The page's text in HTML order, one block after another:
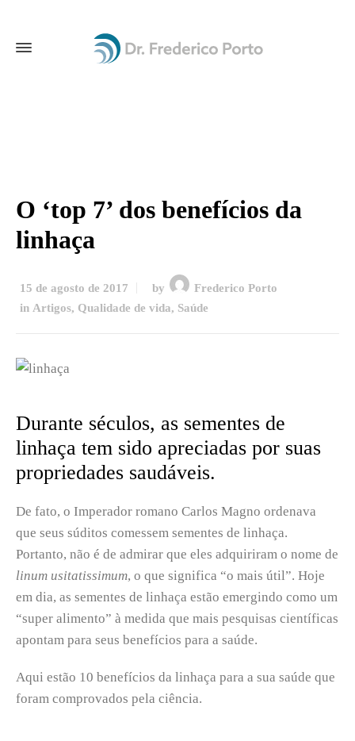
O ‘top 7’ dos benefícios da
linhaça
15 de agosto de 2017 by
Frederico Porto
in Artigos, Qualidade de vida, Saúde
Durante séculos, as sementes de
linhaça tem sido apreciadas por suas
propriedades saudáveis.
De fato, o Imperador romano Carlos Magno ordenava
que seus súditos comessem sementes de linhaça.
Portanto, não é de admirar que eles adquiriram o nome de
linum usitatissimum, o que significa “o mais útil”. Hoje
em dia, as sementes de linhaça estão emergindo como um
“super alimento” à medida que mais pesquisas científicas
apontam para seus benefícios para a saúde.
Aqui estão 10 benefícios da linhaça para a sua saúde que
foram comprovados pela ciência.